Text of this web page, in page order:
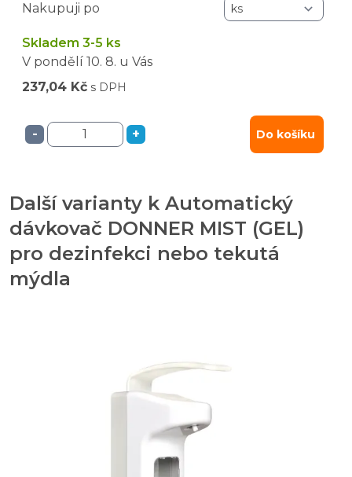
Nakupuji po
Skladem 3-5 ks
V pondělí 10. 8. u Vás
237,04 Kč s DPH
- + Do košíku
Další varianty k Automatický
dávkovač DONNER MIST (GEL)
pro dezinfekci nebo tekutá
mýdla